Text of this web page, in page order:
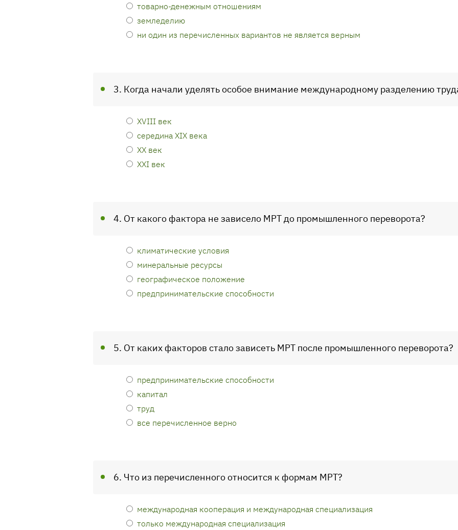
товарно-денежным отношениям
земледелию
ни один из перечисленных вариантов не является верным
3. Когда начали уделять особое внимание международному разделению
XVIII век
середина XIX века
XX век
XXI век
4. От какого фактора не зависело МРТ до промышленного переворота?
климатические условия
минеральные ресурсы
географическое положение
предпринимательские способности
5. От каких факторов стало зависеть МРТ после промышленного переворота?
предпринимательские способности
капитал
труд
все перечисленное верно
6. Что из перечисленного относится к формам МРТ?
международная кооперация и международная специализация
только международная специализация